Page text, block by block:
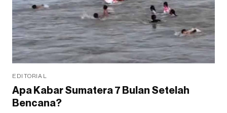
EDITORIAL
Apa Kabar Sumatera 7 Bulan Setelah
Bencana?